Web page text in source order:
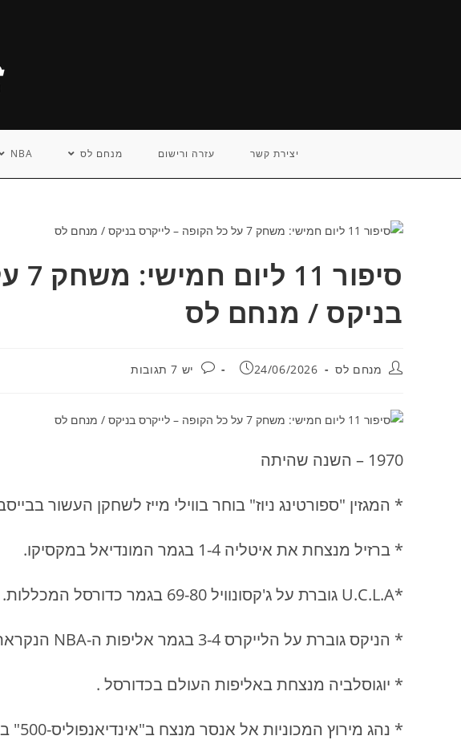
יצירת קשר עזרה ורישום מנחם לס NBA
בניקס / מנחם לס
מחבר:
מנחם לס פורסם:
24/06/2026 תגובות:
יש 7 תגובות
1970 – השנה שהיתה
* המגזין "ספורטינג ניוז" בוחר בווילי מייז לשחקן העשור
* ברזיל מנצחת את איטליה 1-4 בגמר המונדיאל במקסיקו.
*U.C.L.A גוברת על ג'קסונוויל 69-80 בגמר כדורסל המכללות.
* הניקס גוברת על הלייקרס 3-4 בגמר אליפות ה-NBA הנקראת "אליפות ריד".
* יוגוסלביה מנצחת באליפות העולם בכדורסל .
* נהג מירוץ המכוניות אל אנסר מנצח ב"אינדיאנפוליס-500" במירוץ נפלא.